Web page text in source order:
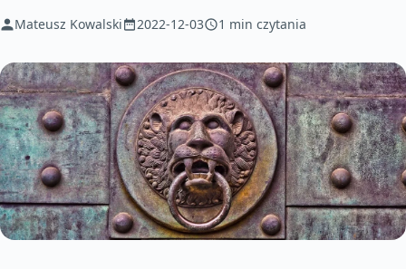
Mateusz Kowalski 2022-12-03 1 min czytania